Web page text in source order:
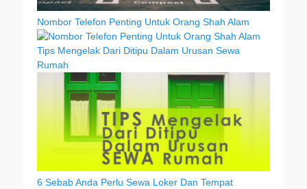
Nombor Telefon Penting Untuk Orang Shah Alam
Tips Mengelak Dari Ditipu Dalam Urusan Sewa
Rumah
6 Sebab Anda Perlu Sewa Loker Dan Tempat